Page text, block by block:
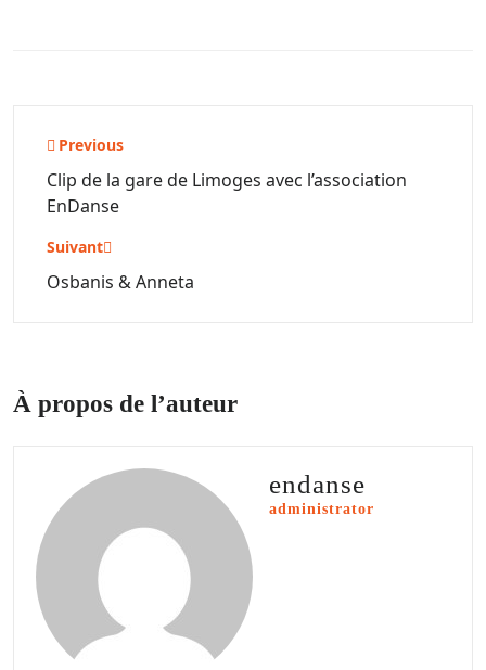
Navigation
de
l’article
Previous
Clip de la gare de Limoges avec l’association
EnDanse
Suivant
Osbanis & Anneta
À propos de l’auteur
endanse
administrator